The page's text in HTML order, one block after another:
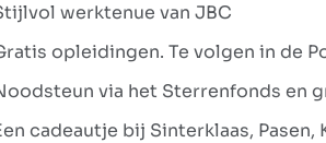
werktenue van JBC
opleidingen. Te volgen in de
via het Sterrenfonds en
cadeautje bij Sinterklaas,